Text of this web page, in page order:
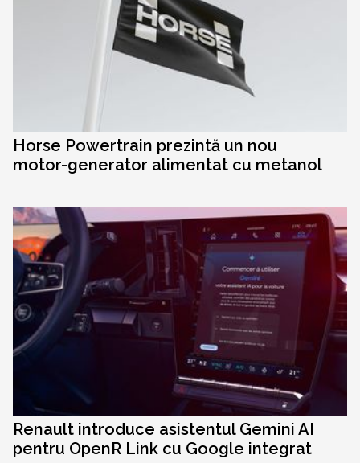
Horse Powertrain prezintă un nou
motor-generator alimentat cu metanol
Renault introduce asistentul Gemini AI
pentru OpenR Link cu Google integrat